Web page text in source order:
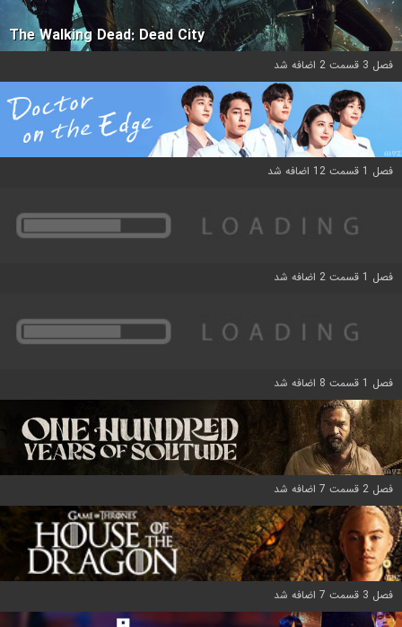
The Walking Dead: Dead City
فصل 3 قسمت 2 اضافه شد
فصل 1 قسمت 12 اضافه شد
فصل 1 قسمت 2 اضافه شد
فصل 1 قسمت 8 اضافه شد
فصل 2 قسمت 7 اضافه شد
فصل 3 قسمت 7 اضافه شد